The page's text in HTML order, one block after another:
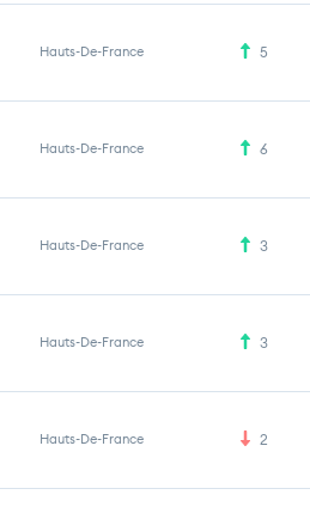
Hauts-De-France 5
Hauts-De-France 6
Hauts-De-France 3
Hauts-De-France 3
Hauts-De-France 2